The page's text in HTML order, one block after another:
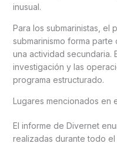
inusual.
Para los submarinistas, el
submarinismo forma
una actividad secundaria.
investigación y las
programa estructurado.
Lugares mencionados en
El informe de Divernet
realizadas durante todo